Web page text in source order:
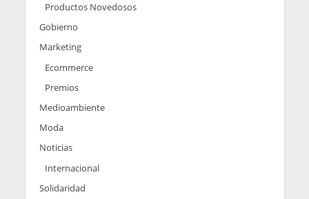
Productos Novedosos
Gobierno
Marketing
Ecommerce
Premios
Medioambiente
Moda
Noticias
Internacional
Solidaridad